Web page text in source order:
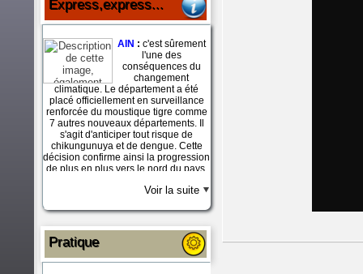
perturbés avec de fréquentes
précipitations; sous forme de neige
nouvelle pour la fin de saison dans
les hautes stations.
Express,express...
AIN : c'est sûrement
l'une des
conséquences du
changement
climatique. Le département a été
placé officiellement en surveillance
renforcée du moustique tigre comme
7 autres nouveaux départements. Il
s'agit d'anticiper tout risque de
chikungunuya et de dengue. Cette
décision confirme ainsi la progression
de plus en plus vers le nord du pays.
dans lesquels l'insecte est maintenant
JURA: ça chauffe !. le 7 décembre
dernier, le département a enregistré
des températures dignes d'un début
avril avec 15,2° à Lons, 14,4° à Dôle,
Voir la suite
Pratique